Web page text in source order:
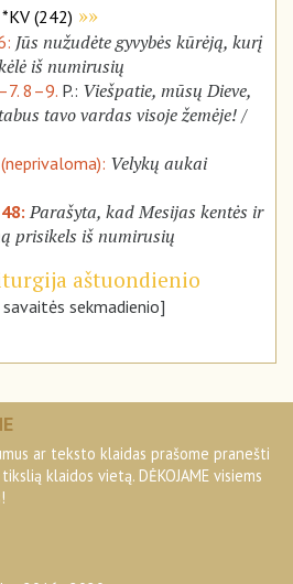
*KV (242)
Jūs nužudėte gyvybės kūrėją, kurį
iš numirusių
8–9. P.: Viešpatie, mūsų Dieve,
tavo vardas visoje žemėje! /
Velykų aukai
Parašyta, kad Mesijas kentės ir
prisikels iš numirusių
aštuondienio
sekmadienio]
ar teksto klaidas prašome pranešti
klaidos vietą. DĖKOJAME visiems